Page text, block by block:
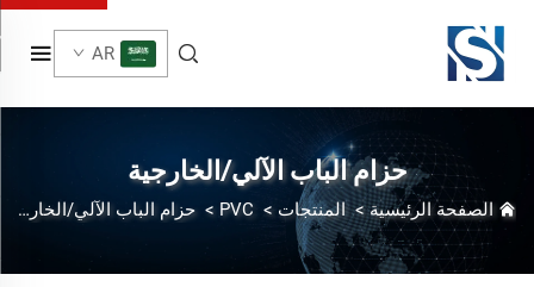
AR
حزام الباب الآلي/الخارجية
الصفحة الرئيسية>المنتجات >
PVC
> حزام الباب الآلي/الخارجية